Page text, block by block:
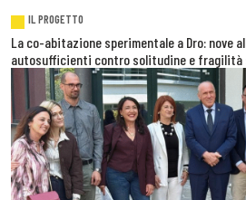
IL PROGETTO
La co-abitazione sperimentale a Dro: nove
autosufficienti contro solitudine e fragilità